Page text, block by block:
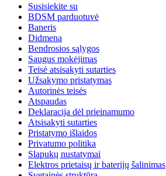
Susisiekite su
BDSM parduotuvė
Baneris
Didmena
Bendrosios sąlygos
Saugus mokėjimas
Teisė atsisakyti sutarties
Užsakymo pristatymas
Autorinės teisės
Atspaudas
Deklaracija dėl prieinamumo
Atsisakyti sutarties
Pristatymo išlaidos
Privatumo politika
Slapukų nustatymai
Elektros prietaisų ir baterijų šalinimas